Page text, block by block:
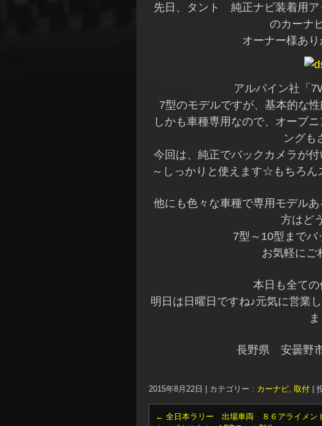
先日、タント 純正ナビ装着用ア
のカーナ
オーナー様あ
アルパイン社「
7型のモデルですが、基本的な
しかも車種専用なので、オープ
ングも
今回は、純正でバックカメラが
～しっかりと使えます☆もちろん
他にも色々な車種で専用モデル
方はど
7型～10型まで
お気軽にご
本日も全て
明日は日曜日ですね♪元気に営業
長野県 安曇野
2015年8月22日 カテゴリー : カーナビ, 取付
← 全日本ラリー 出場車両 ８６アライメン